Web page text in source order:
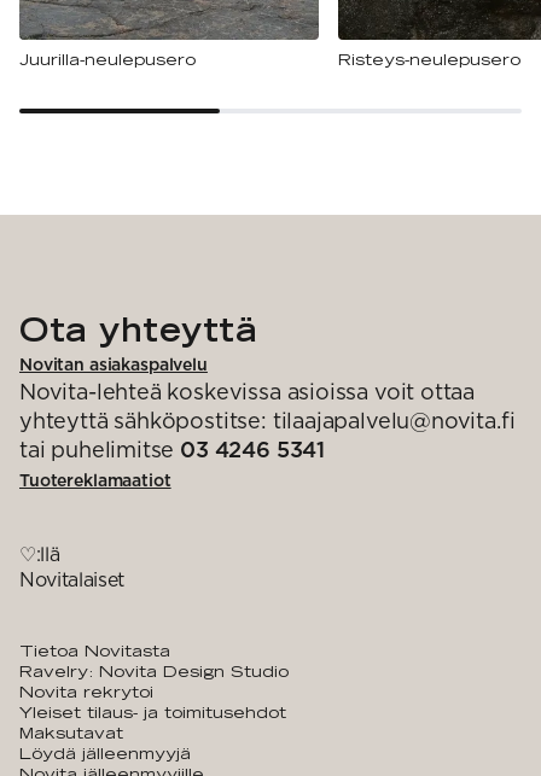
Juurilla-neulepusero Risteys-neulepusero
Ota yhteyttä
Novitan asiakaspalvelu
Novita-lehteä koskevissa asioissa voit ottaa
yhteyttä sähköpostitse: tilaajapalvelu@novita.fi
tai puhelimitse 03 4246 5341
Tuotereklamaatiot
♡:llä
Novitalaiset
Tietoa Novitasta
Ravelry: Novita Design Studio
Novita rekrytoi
Yleiset tilaus- ja toimitusehdot
Maksutavat
Löydä jälleenmyyjä